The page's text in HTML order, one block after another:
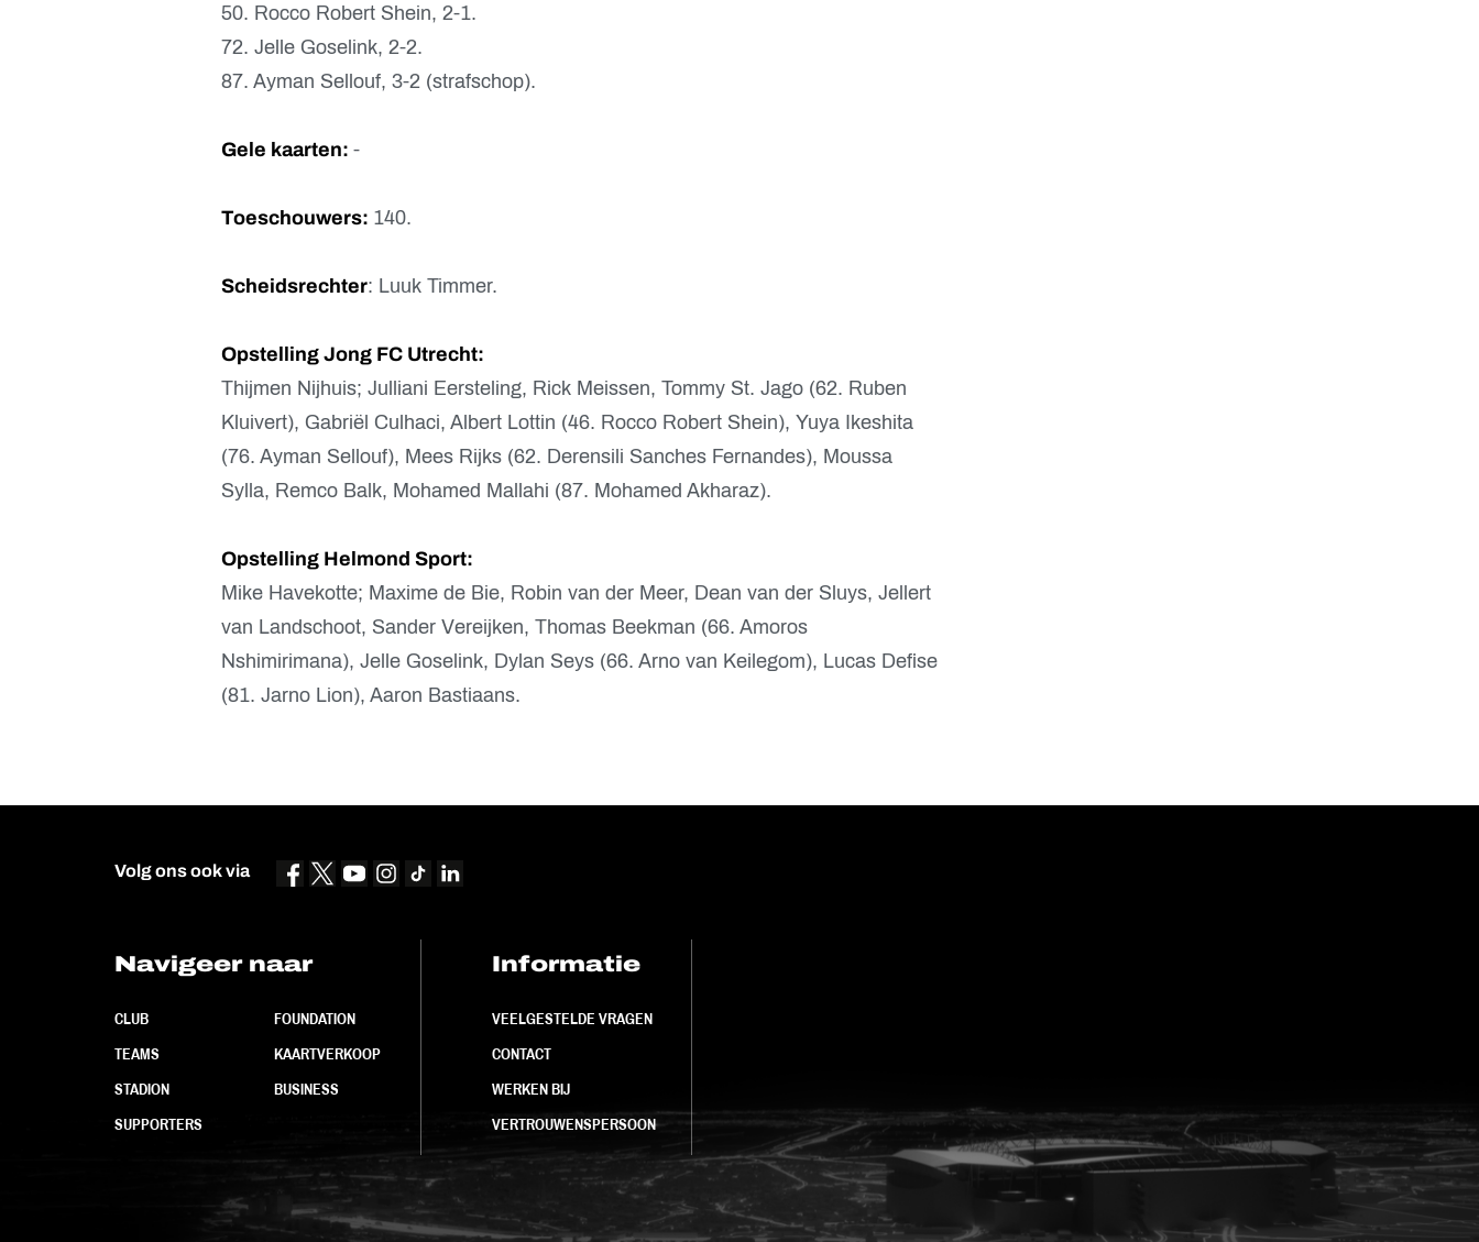
50. Rocco Robert Shein, 2-1.
72. Jelle Goselink, 2-2.
87. Ayman Sellouf, 3-2 (strafschop).
Gele kaarten: -
Toeschouwers: 140.
Scheidsrechter: Luuk Timmer.
Opstelling Jong FC Utrecht:
Thijmen Nijhuis; Julliani Eersteling, Rick Meissen, Tommy St. Jago (62. Ruben
Kluivert), Gabriël Culhaci, Albert Lottin (46. Rocco Robert Shein), Yuya Ikeshita
(76. Ayman Sellouf), Mees Rijks (62. Derensili Sanches Fernandes), Moussa
Sylla, Remco Balk, Mohamed Mallahi (87. Mohamed Akharaz).
Opstelling Helmond Sport:
Mike Havekotte; Maxime de Bie, Robin van der Meer, Dean van der Sluys, Jellert
van Landschoot, Sander Vereijken, Thomas Beekman (66. Amoros
Nshimirimana), Jelle Goselink, Dylan Seys (66. Arno van Keilegom), Lucas Defise
(81. Jarno Lion), Aaron Bastiaans.
Volg ons ook via
Navigeer naar
CLUB
TEAMS
STADION
SUPPORTERS
FOUNDATION
KAARTVERKOOP
BUSINESS
Informatie
VEELGESTELDE VRAGEN
CONTACT
WERKEN BIJ
VERTROUWENSPERSOON